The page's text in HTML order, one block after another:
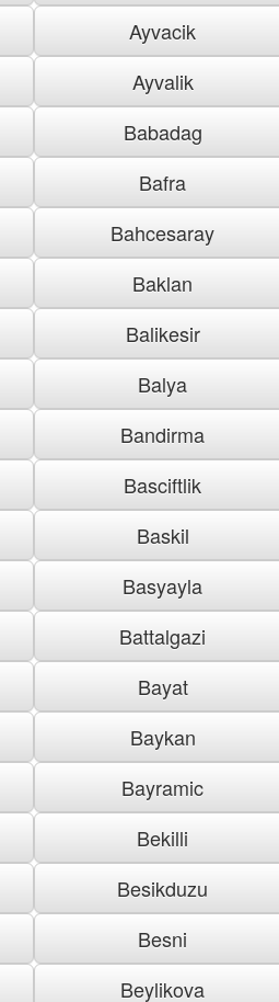
Ayvacik
Ayvalik
Babadag
Bafra
Bahcesaray
Baklan
Balikesir
Balya
Bandirma
Basciftlik
Baskil
Basyayla
Battalgazi
Bayat
Baykan
Bayramic
Bekilli
Besikduzu
Besni
Beylikova